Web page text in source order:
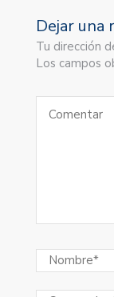
Dejar una
Tu dirección
Los campos